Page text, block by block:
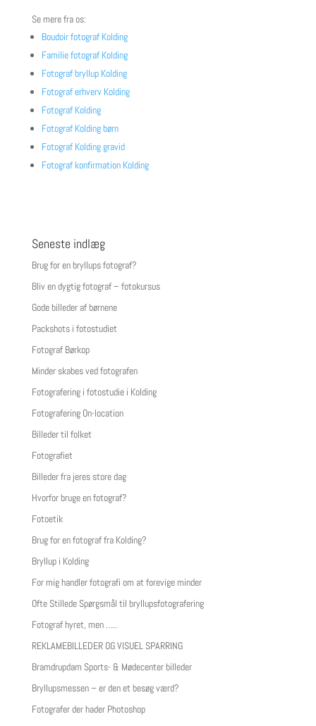
Se mere fra os:
Boudoir fotograf Kolding
Familie fotograf Kolding
Fotograf bryllup Kolding
Fotograf erhverv Kolding
Fotograf Kolding
Fotograf Kolding børn
Fotograf Kolding gravid
Fotograf konfirmation Kolding
Seneste indlæg
Brug for en bryllups fotograf?
Bliv en dygtig fotograf – fotokursus
Gode billeder af børnene
Packshots i fotostudiet
Fotograf Børkop
Minder skabes ved fotografen
Fotografering i fotostudie i Kolding
Fotografering On-location
Billeder til folket
Fotografiet
Billeder fra jeres store dag
Hvorfor bruge en fotograf?
Fotoetik
Brug for en fotograf fra Kolding?
Bryllup i Kolding
For mig handler fotografi om at forevige minder
Ofte Stillede Spørgsmål til bryllupsfotografering
Fotograf hyret, men …..
REKLAMEBILLEDER OG VISUEL SPARRING
Bramdrupdam Sports- & Mødecenter billeder
Bryllupsmessen – er den et besøg værd?
Fotografer der hader Photoshop